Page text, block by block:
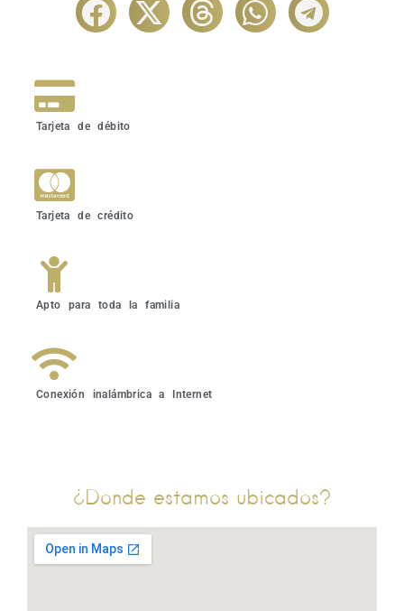
Tarjeta de débito
Tarjeta de crédito
Apto para toda la familia
Conexión inalámbrica a Internet
¿Donde estamos ubicados?